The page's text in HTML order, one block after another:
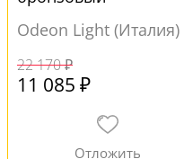
Odeon Light (Италия)
22 170 ₽
11 085 ₽